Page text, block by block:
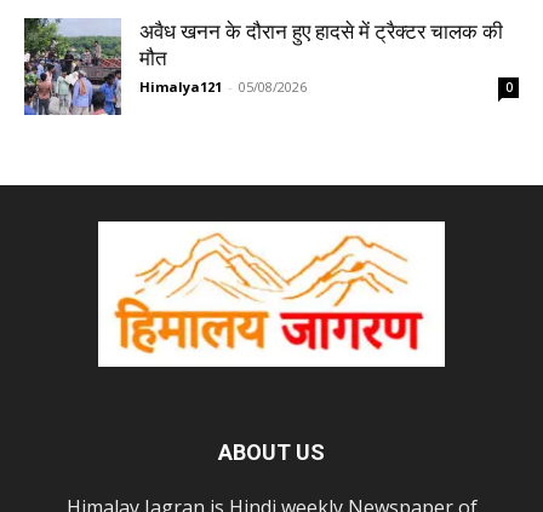
अवैध खनन के दौरान हुए हादसे में ट्रैक्टर चालक की
मौत
Himalya121 - 05/08/2026 0
ABOUT US
Himalay Jagran is Hindi weekly Newspaper of